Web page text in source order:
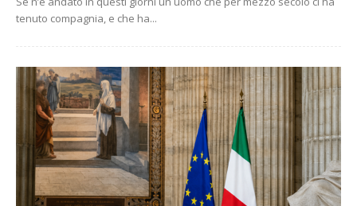
tenuto compagnia, e che ha...